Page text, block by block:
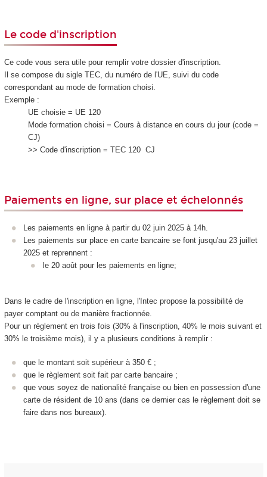
Le code d'inscription
Ce code vous sera utile pour remplir votre dossier d'inscription.
Il se compose du sigle TEC, du numéro de l'UE, suivi du code
correspondant au mode de formation choisi.
Exemple :
UE choisie = UE 120
Mode formation choisi = Cours à distance en cours du jour (code =
CJ)
>> Code d'inscription = TEC 120 CJ
Paiements en ligne, sur place et échelonnés
Les paiements en ligne à partir du 02 juin 2025 à 14h.
Les paiements sur place en carte bancaire se font jusqu'au 23 juillet
2025 et reprennent :
le 20 août pour les paiements en ligne;
Dans le cadre de l'inscription en ligne, l'Intec propose la possibilité de
payer comptant ou de manière fractionnée.
Pour un règlement en trois fois (30% à l'inscription, 40% le mois suivant et
30% le troisième mois), il y a plusieurs conditions à remplir :
que le montant soit supérieur à 350 € ;
que le règlement soit fait par carte bancaire ;
que vous soyez de nationalité française ou bien en possession d'une
carte de résident de 10 ans (dans ce dernier cas le règlement doit se
faire dans nos bureaux).